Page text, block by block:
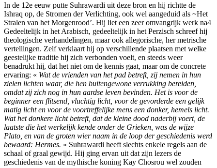
In de 12e eeuw putte Suhrawardi uit deze bron en hij richtte de
Ishraq op, de Stromen der Verlichting, ook wel aangeduid als ~Het
Stralen van het Morgenrood’. Hij liet een zeer omvangrijk werk na4
Gedeeltelijk in het Arabisch, gedeeltelijk in het Perzisch schreef hij
theologische verhandelingen, maar ook allegorische, her metrische
vertellingen. Zelf verklaart hij op verschillende plaatsen met welke
geestelijke traditie hij zich verbonden voelt, en steeds weer
benadrukt hij, dat het niet om de kennis gaat, maar om de concrete
ervaring: « Wat de vrienden van het pad betreft, zij nemen in hun
zielen lichten waar, die hen buitengewone verrukking bereiden,
omdat zij zich nog in hun aardse leven bevinden. Het is voor de
beginner een flitsend, vluchtig licht, voor de gevorderde een gelijk
matig licht en voor de voortreffelijke mens een donker, hemels licht.
Wat het donkere licht betreft, dat de kleine dood naderbij voert, de
laatste die het werkelijk kende onder de Grieken, was de wijze
Plato, en van de groten wier naam in de loop der geschiedenis werd
bewaard: Hermes. » Suhrawardi heeft slechts enkele regels aan de
schaal of graal gewijd. Hij ging ervan uit dat zijn lezers de
geschiedenis van de mythische koning Kay Chosrou wel zouden